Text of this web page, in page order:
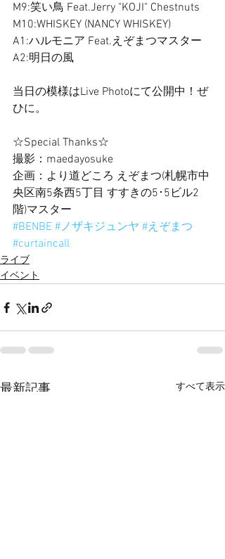
M9:笑い鳥 Feat.Jerry "KOJI" Chestnuts
M10:WHISKEY (NANCY WHISKEY)
A1:ハルモニア Feat.えぞまつマスター
A2:明日の風
当日の模様はLive Photoにて公開中！ぜ
ひに。
☆Special Thanks☆
撮影：maedayosuke
企画：より道どころ えぞまつ(札幌市中
央区南5条西5丁目 すすきの5･5ビル2
階)マスター
#BENBE #ノザキジュンヤ #えぞまつ
#curtaincall
ライブ
イベント
最新記事 すべて表示